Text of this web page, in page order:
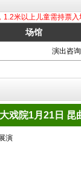
1.2米以上儿童需持票入
场馆
演出咨
戏院1月21日 昆
演